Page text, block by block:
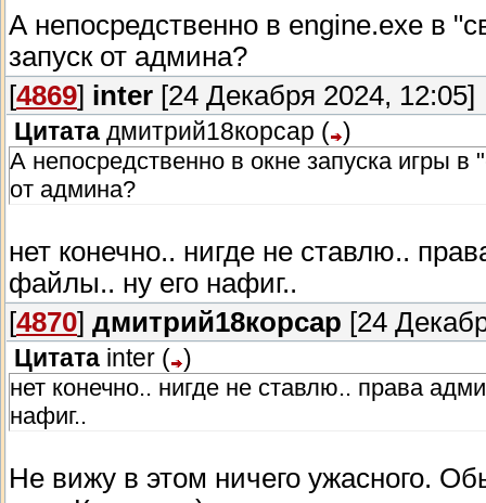
А непосредственно в engine.exe в
запуск от админа?
[4869] inter [24 Декабря 2024, 12:05]
Цитата дмитрий18корсар ( )
А непосредственно в окне запуска игры
от админа?
нет конечно.. нигде не ставлю..
файлы.. ну его нафиг..
[4870] дмитрий18корсар [24
Цитата inter ( )
нет конечно.. нигде не ставлю.. права
нафиг..
Не вижу в этом ничего ужасного.